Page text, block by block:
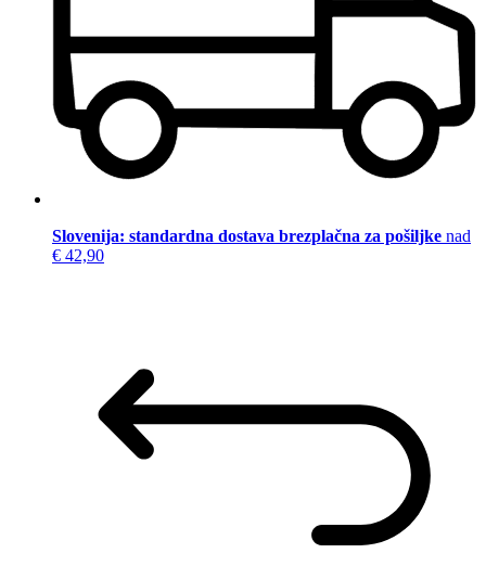
Slovenija: standardna dostava brezplačna za pošiljke nad
€ 42,90